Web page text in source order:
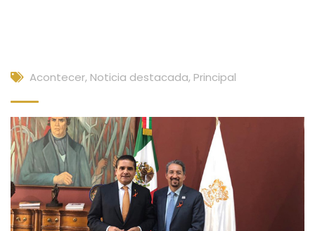
Acontecer, Noticia destacada, Principal